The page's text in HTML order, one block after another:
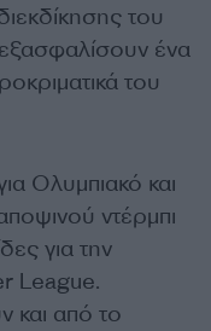
του
ένα
του
Ολυμπιακό και
ντέρμπι
για την
League.
και από το